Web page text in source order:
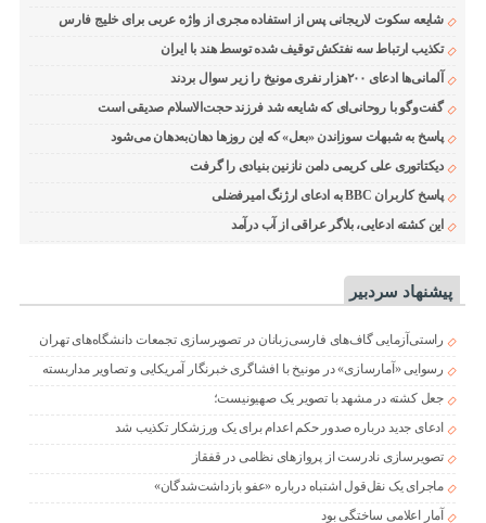
شایعه سکوت لاریجانی پس از استفاده مجری از واژه عربی برای خلیج فارس
تکذیب ارتباط سه نفتکش توقیف شده توسط هند با ایران
آلمانی‌ها ادعای ۲۰۰هزار نفری مونیخ را زیر سوال بردند
گفت‌وگو با روحانی‌ای که شایعه شد فرزند حجت‌الاسلام صدیقی است
پاسخ به شبهات سوزاندن «بعل» که این روزها دهان‌به‌دهان می‌شود
دیکتاتوری علی کریمی دامن نازنین بنیادی را گرفت
پاسخ کاربران BBC به ادعای ارژنگ امیرفضلی
این کشته ادعایی، بلاگر عراقی از آب درآمد
پیشنهاد سردبیر
راستی‌آزمایی گاف‌های فارسی‌زبانان در تصویرسازی تجمعات دانشگاه‌های تهران
رسوایی «آمارسازی» در مونیخ با افشاگری خبرنگار آمریکایی و تصاویر مداربسته
جعل کشته در مشهد با تصویر یک صهیونیست؛
ادعای جدید درباره صدور حکم اعدام برای یک ورزشکار تکذیب شد
تصویرسازی نادرست از پروازهای نظامی در قفقاز
ماجرای یک نقل‌قول اشتباه درباره «عفو بازداشت‌شدگان»
آمار اعلامی ساختگی بود